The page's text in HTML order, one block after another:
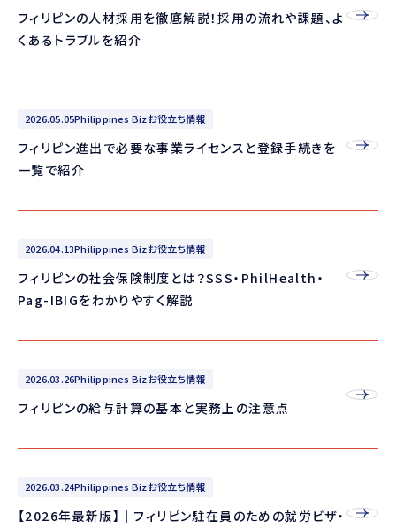
フィリピンの人材採用を徹底解説！採用の流れや課題、よ
くあるトラブルを紹介
2026.05.05Philippines Bizお役立ち情報
フィリピン進出で必要な事業ライセンスと登録手続きを
一覧で紹介
2026.04.13Philippines Bizお役立ち情報
フィリピンの社会保険制度とは？SSS・PhilHealth・
Pag-IBIGをわかりやすく解説
2026.03.26Philippines Bizお役立ち情報
フィリピンの給与計算の基本と実務上の注意点
2026.03.24Philippines Bizお役立ち情報
【2026年最新版】｜フィリピン駐在員のための就労ビザ・